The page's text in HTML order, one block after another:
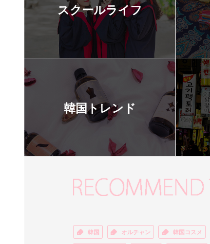
スクールライフ
韓国トレンド
韓国 オルチャン 韓国コスメ